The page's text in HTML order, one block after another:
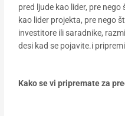
pred ljude kao lider, pre
kao lider projekta, pre nego
investitore ili saradnike,
desi kad se pojavite.i
Kako se vi pripremate za